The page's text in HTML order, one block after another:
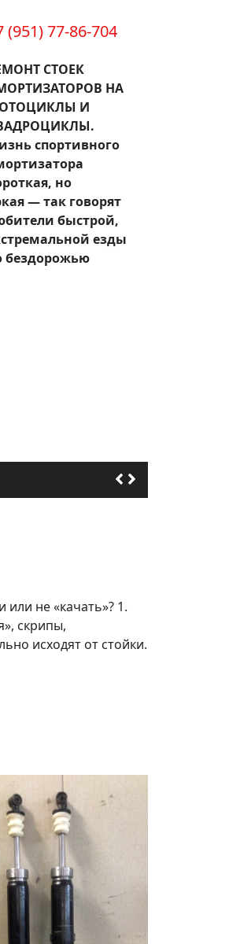
(951) 77-86-704
СТОЕК
НА
И
спортивного
но
— так говорят
быстрой,
езды
бездорожью
не «качать»? 1.
скрипы,
исходят от стойки.